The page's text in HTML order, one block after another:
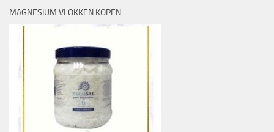
MAGNESIUM VLOKKEN KOPEN